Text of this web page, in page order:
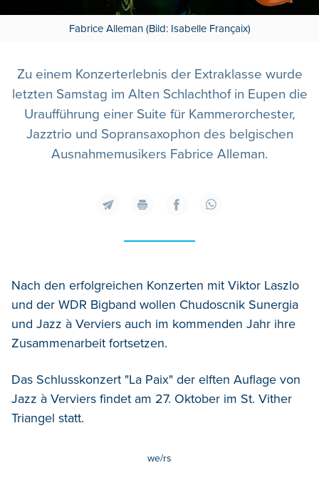
Fabrice Alleman (Bild: Isabelle Françaix)
Zu einem Konzerterlebnis der Extraklasse wurde
letzten Samstag im Alten Schlachthof in Eupen die
Uraufführung einer Suite für Kammerorchester,
Jazztrio und Sopransaxophon des belgischen
Ausnahmemusikers Fabrice Alleman.
Nach den erfolgreichen Konzerten mit Viktor Laszlo
und der WDR Bigband wollen Chudoscnik Sunergia
und Jazz à Verviers auch im kommenden Jahr ihre
Zusammenarbeit fortsetzen.
Das Schlusskonzert "La Paix" der elften Auflage von
Jazz à Verviers findet am 27. Oktober im St. Vither
Triangel statt.
we/rs